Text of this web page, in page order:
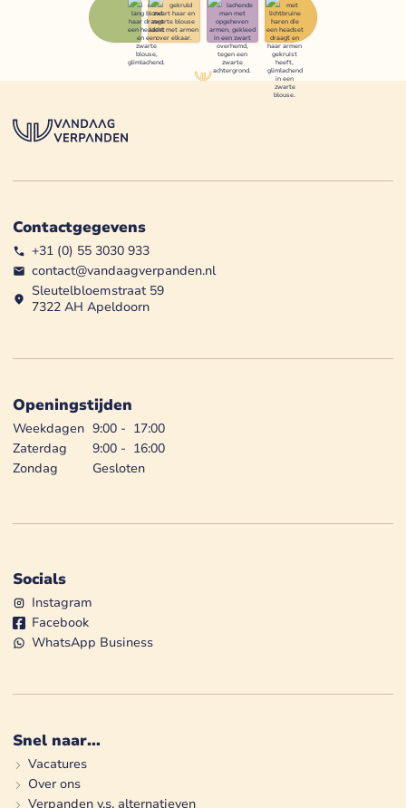
Contactgegevens
+31 (0) 55 3030 933
contact@vandaagverpanden.nl
Sleutelbloemstraat 59
7322 AH Apeldoorn
Openingstijden
Weekdagen 9:00 - 17:00
Zaterdag
9:00 - 16:00
Zondag
Gesloten
Socials
Instagram
Facebook
WhatsApp Business
Snel naar...
Vacatures
Over ons
Verpanden v.s. alternatieven